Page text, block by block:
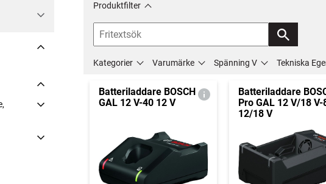
Produktfilter
Kategorier Varumärke Spänning V Tekniska
Batteriladdare BOSCH
GAL 12 V-40 12 V
Batteriladdare
Pro GAL 12 V/18 V-
12/18 V